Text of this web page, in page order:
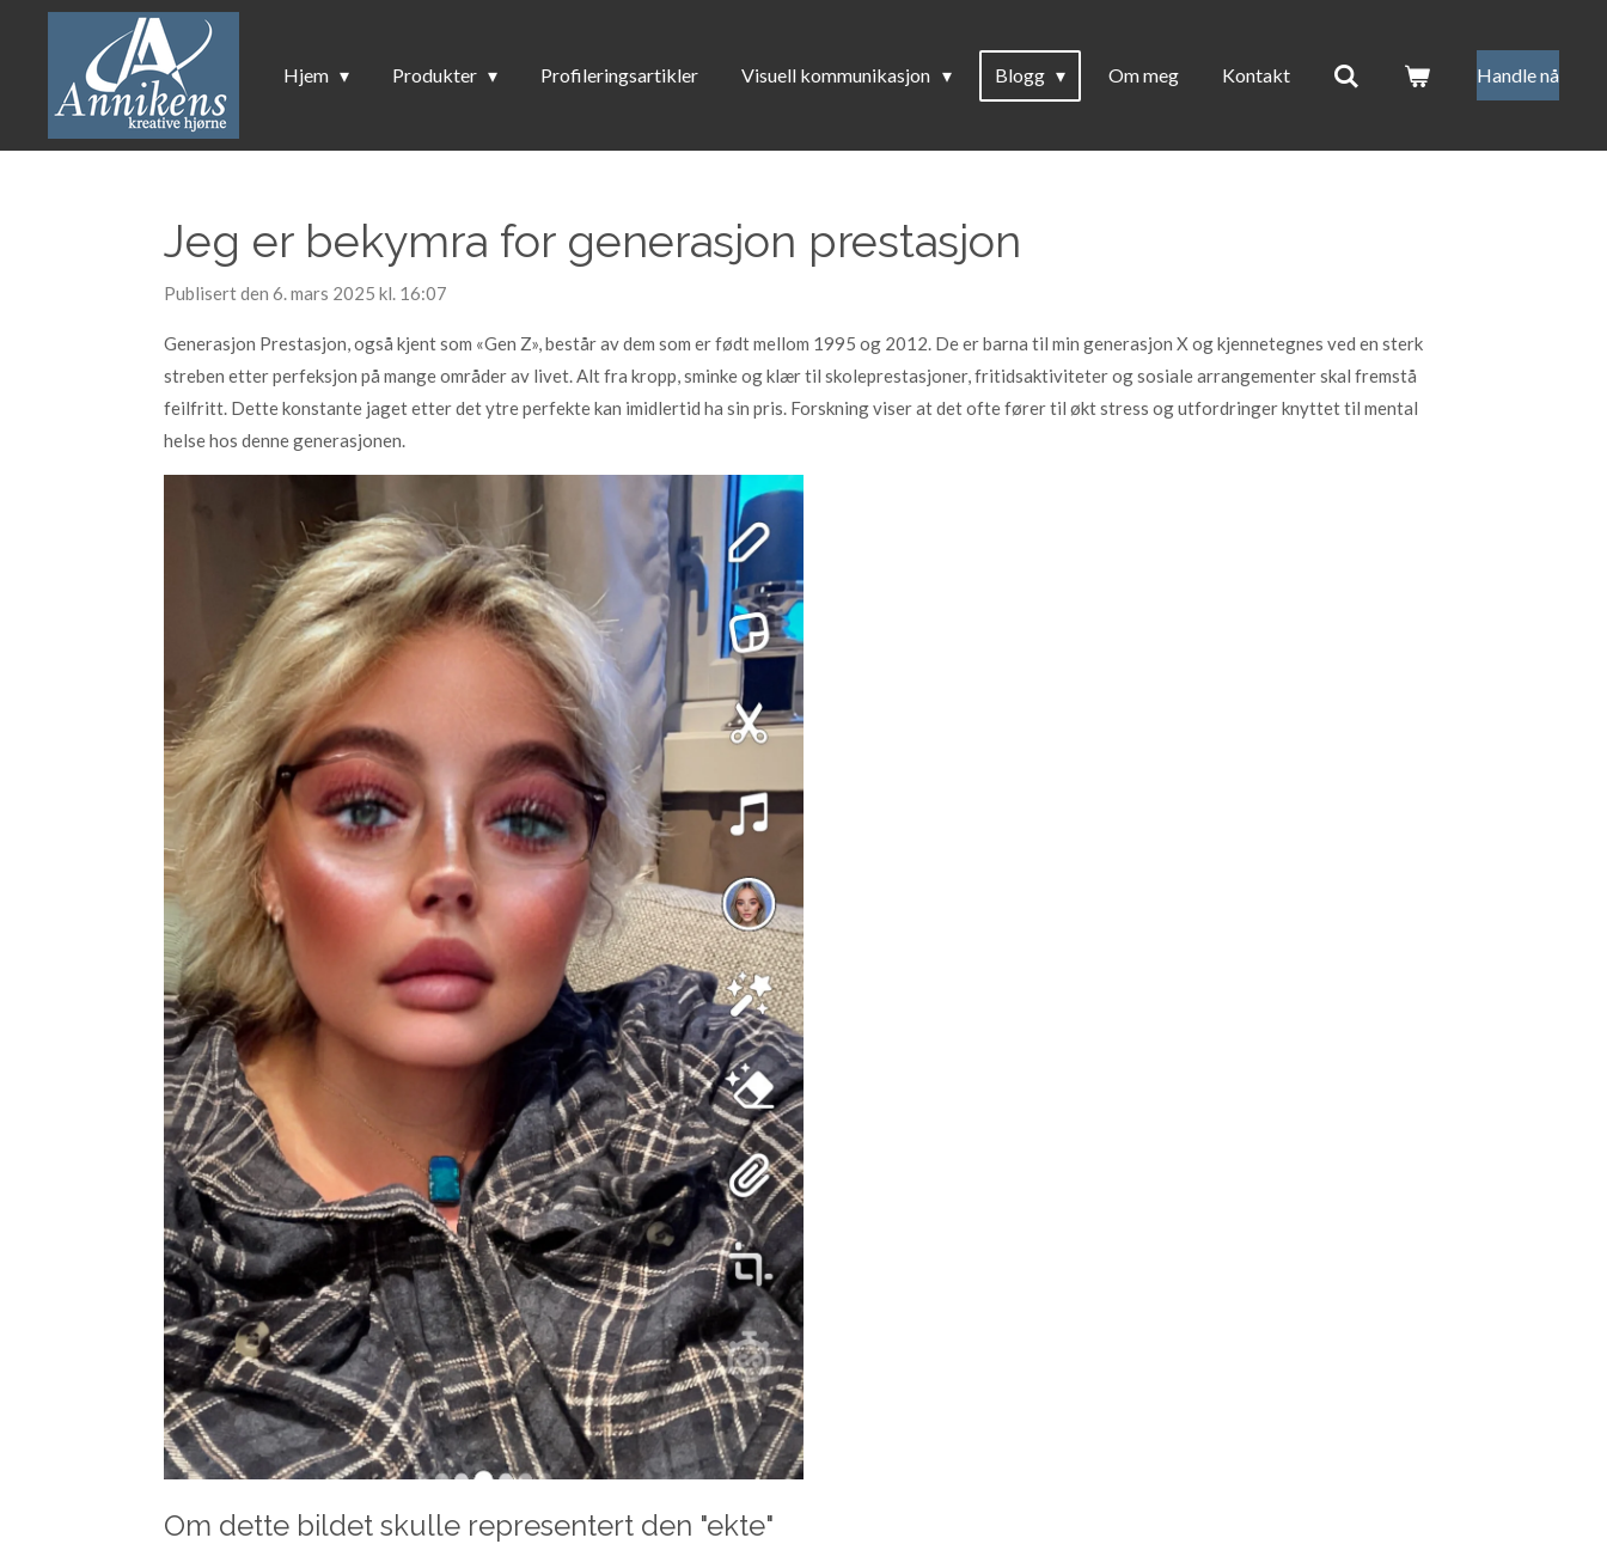
hovedinnhold
Hjem Produkter Profileringsartikler Visuell kommunikasjon Blogg Om meg Kontakt Handle nå
Jeg er bekymra for generasjon prestasjon
Publisert den 6. mars 2025 kl. 16:07
Generasjon Prestasjon, også kjent som «Gen Z», består av dem som er født mellom 1995 og 2012. De er barna til min generasjon X og kjennetegnes ved en sterk
streben etter perfeksjon på mange områder av livet. Alt fra kropp, sminke og klær til skoleprestasjoner, fritidsaktiviteter og sosiale arrangementer skal fremstå
feilfritt. Dette konstante jaget etter det ytre perfekte kan imidlertid ha sin pris. Forskning viser at det ofte fører til økt stress og utfordringer knyttet til mental
helse hos denne generasjonen.
Om dette bildet skulle representert den "ekte"